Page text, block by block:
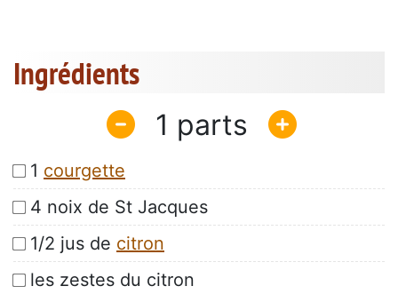
Ingrédients
1
1 courgette
4 noix de St Jacques
1/2 jus de citron
les zestes du citron